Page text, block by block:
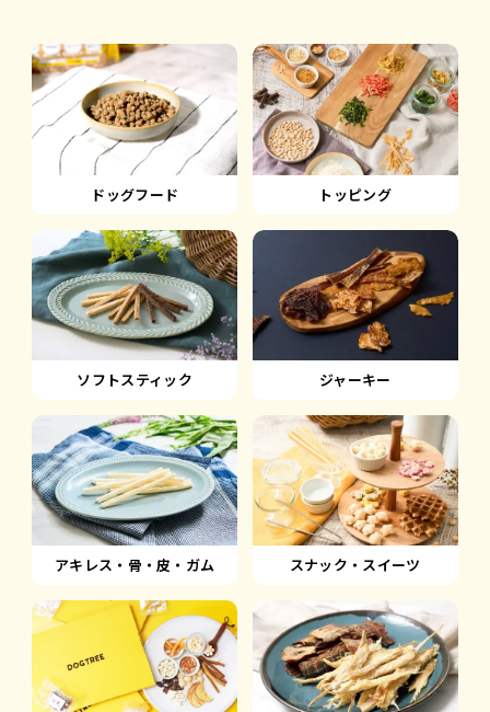
ドッグフード トッピング
ソフトスティック ジャーキー
アキレス・骨・皮・ガム スナック・スイーツ